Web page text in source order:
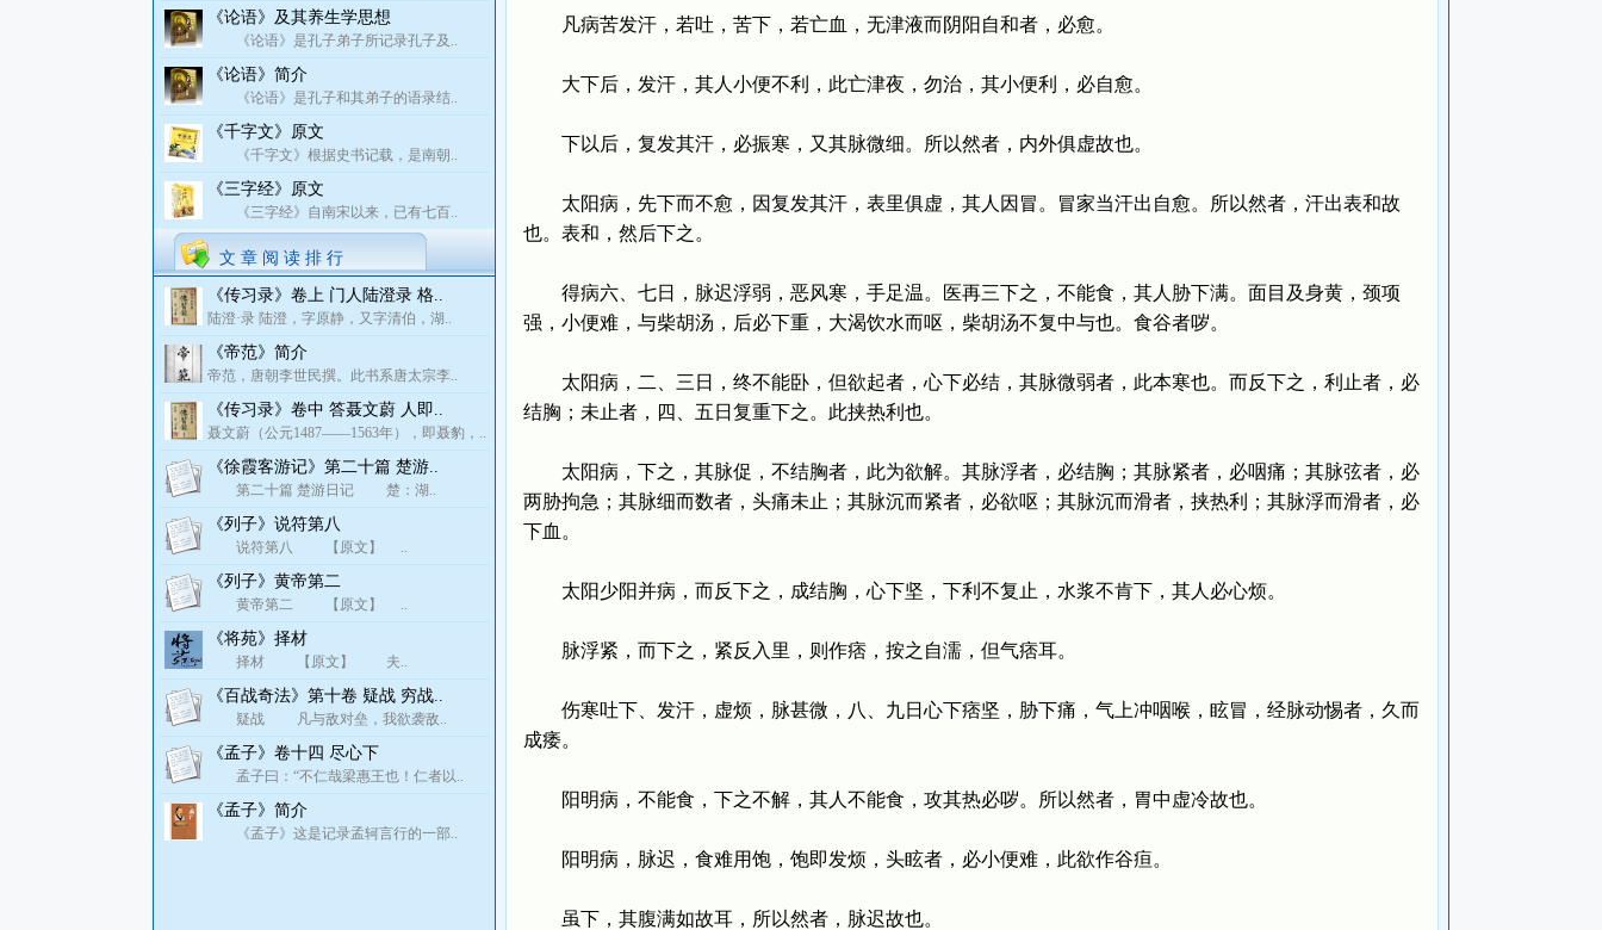
《论语》及其养生学思想
《论语》是孔子弟子所记录孔子及..
《论语》简介
《论语》是孔子和其弟子的语录结..
《千字文》原文
《千字文》根据史书记载，是南朝..
《三字经》原文
《三字经》自南宋以来，已有七百..
文 章 阅 读 排 行
《传习录》卷上 门人陆澄录 格..
陆澄·录 陆澄，字原静，又字清伯，湖..
《帝范》简介
帝范，唐朝李世民撰。此书系唐太宗李..
《传习录》卷中 答聂文蔚 人即..
聂文蔚（公元1487——1563年），即聂豹，..
《徐霞客游记》第二十篇 楚游..
第二十篇 楚游日记 楚：湖..
《列子》说符第八
说符第八 【原文】 ..
《列子》黄帝第二
黄帝第二 【原文】 ..
《将苑》择材
择材 【原文】 夫..
《百战奇法》第十卷 疑战 穷战..
疑战 凡与敌对垒，我欲袭敌..
《孟子》卷十四 尽心下
孟子曰：“不仁哉梁惠王也！仁者以..
《孟子》简介
《孟子》这是记录孟轲言行的一部..
凡病苦发汗，若吐，苦下，若亡血，无津液而阴阳自和者，必愈。
大下后，发汗，其人小便不利，此亡津夜，勿治，其小便利，必自愈。
下以后，复发其汗，必振寒，又其脉微细。所以然者，内外俱虚故也。
太阳病，先下而不愈，因复发其汗，表里俱虚，其人因冒。冒家当汗出自愈。所以然者，汗出表和故
也。表和，然后下之。
得病六、七日，脉迟浮弱，恶风寒，手足温。医再三下之，不能食，其人胁下满。面目及身黄，颈项
强，小便难，与柴胡汤，后必下重，大渴饮水而呕，柴胡汤不复中与也。食谷者哕。
太阳病，二、三日，终不能卧，但欲起者，心下必结，其脉微弱者，此本寒也。而反下之，利止者，必
结胸；未止者，四、五日复重下之。此挟热利也。
太阳病，下之，其脉促，不结胸者，此为欲解。其脉浮者，必结胸；其脉紧者，必咽痛；其脉弦者，必
两胁拘急；其脉细而数者，头痛未止；其脉沉而紧者，必欲呕；其脉沉而滑者，挟热利；其脉浮而滑者，必
下血。
太阳少阳并病，而反下之，成结胸，心下坚，下利不复止，水浆不肯下，其人必心烦。
脉浮紧，而下之，紧反入里，则作痞，按之自濡，但气痞耳。
伤寒吐下、发汗，虚烦，脉甚微，八、九日心下痞坚，胁下痛，气上冲咽喉，眩冒，经脉动惕者，久而
成痿。
阳明病，不能食，下之不解，其人不能食，攻其热必哕。所以然者，胃中虚冷故也。
阳明病，脉迟，食难用饱，饱即发烦，头眩者，必小便难，此欲作谷疸。
虽下，其腹满如故耳，所以然者，脉迟故也。